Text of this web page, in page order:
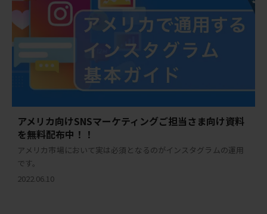
アメリカ向けSNSマーケティングご担当さま向け資料
を無料配布中！！
アメリカ市場において実は必須となるのがインスタグラムの運用
です。
2022.06.10